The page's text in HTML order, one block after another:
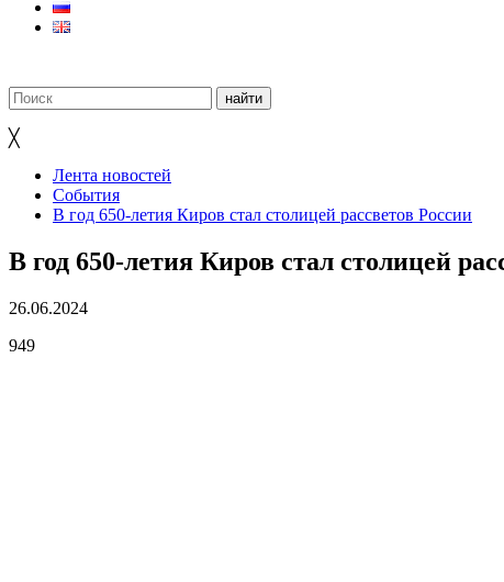
╳
Лента новостей
События
В год 650-летия Киров стал столицей рассветов России
В год 650-летия Киров стал столицей
26.06.2024
949